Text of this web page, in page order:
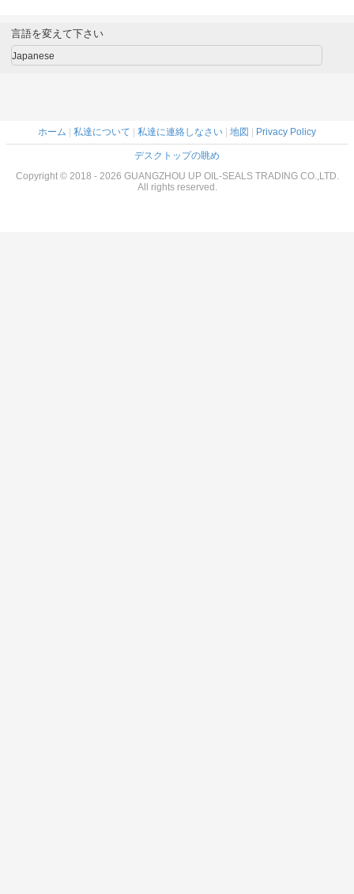
言語を変えて下さい
Japanese
ホーム 私達について 私達に連絡しなさい 地図 Privacy Policy
デスクトップの眺め
Copyright © 2018 - 2026 GUANGZHOU UP OIL-SEALS TRADING CO.,LTD.
All rights reserved.